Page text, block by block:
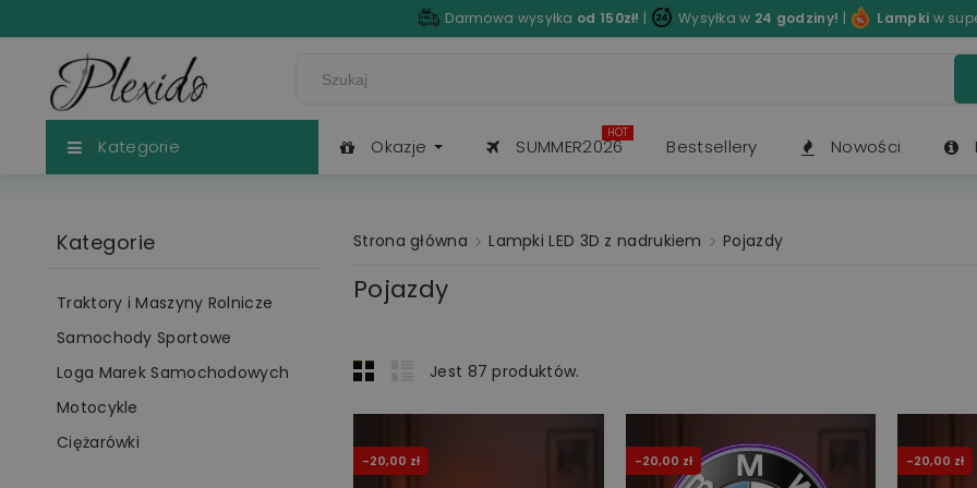
Darmowa wysyłka od 150zł! | Wysyłka w 24 godziny! | Lampki w
Kategorie Okazje SUMMER2026
HOT
Bestsellery Nowości
Kategorie
Traktory i Maszyny Rolnicze
Samochody Sportowe
Loga Marek Samochodowych
Motocykle
Ciężarówki
Strona główna Lampki LED 3D z nadrukiem Pojazdy
Pojazdy
Jest 87 produktów.
-20,00 zł -20,00 zł -20,00 zł